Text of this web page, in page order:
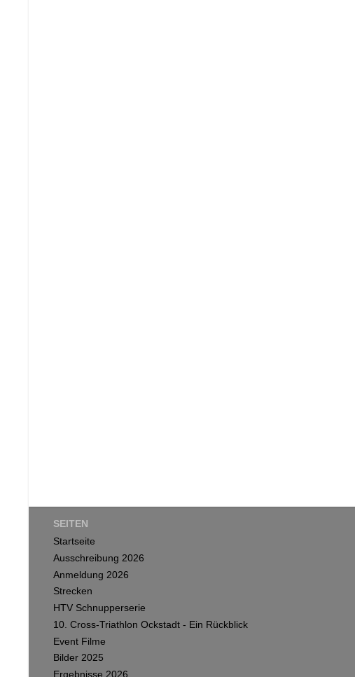
SEITEN
Startseite
Ausschreibung 2026
Anmeldung 2026
Strecken
HTV Schnupperserie
10. Cross-Triathlon Ockstadt - Ein Rückblick
Event Filme
Bilder 2025
Ergebnisse 2026